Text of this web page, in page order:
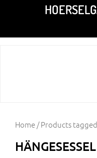
springen
Home/ Products
HÄNGESESSEL